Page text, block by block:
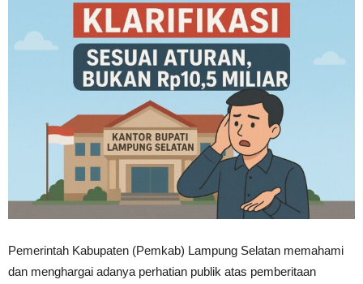
Pemerintah Kabupaten (Pemkab) Lampung Selatan memahami
dan menghargai adanya perhatian publik atas pemberitaan